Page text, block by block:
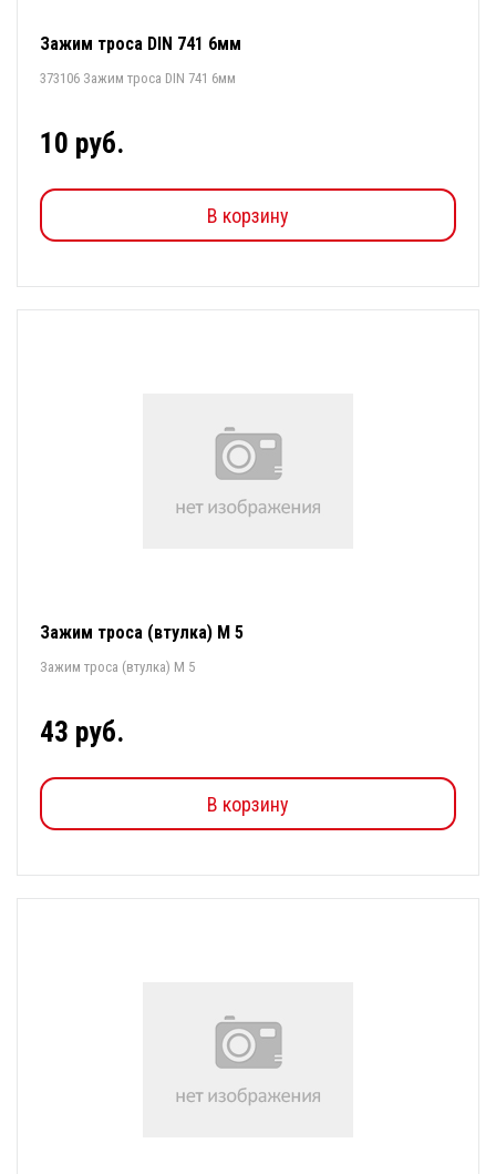
Зажим тросa DIN 741 6мм
373106 Зажим тросa DIN 741 6мм
10 руб.
В корзину
Зажим троса (втулка) М 5
Зажим троса (втулка) М 5
43 руб.
В корзину